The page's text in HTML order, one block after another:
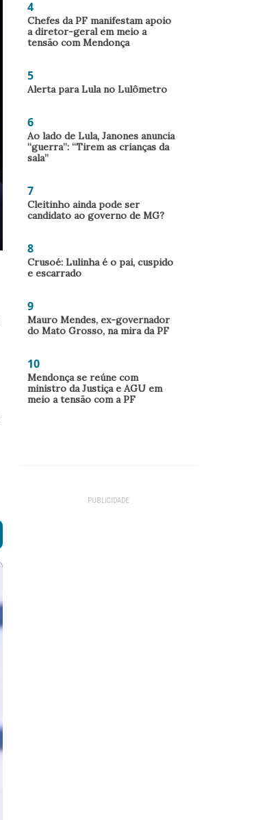
4
Chefes da PF manifestam apoio
a diretor-geral em meio a
tensão com Mendonça
5
Alerta para Lula no Lulômetro
6
Ao lado de Lula, Janones anuncia
“guerra”: “Tirem as crianças da
sala”
7
Cleitinho ainda pode ser
candidato ao governo de MG?
8
Crusoé: Lulinha é o pai, cuspido
e escarrado
9
Mauro Mendes, ex-governador
do Mato Grosso, na mira da PF
10
Mendonça se reúne com
ministro da Justiça e AGU em
meio a tensão com a PF